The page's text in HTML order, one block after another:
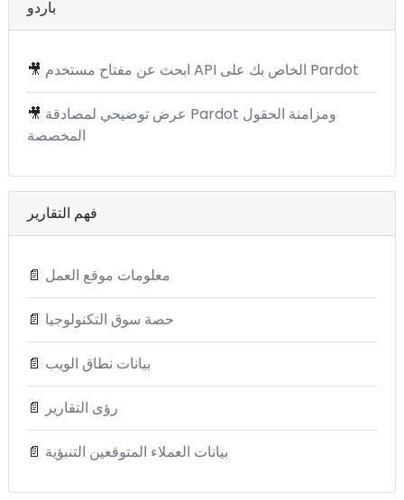
باردو
🎥 ابحث عن مفتاح مستخدم API الخاص بك على Pardot
🎥 عرض توضيحي لمصادقة Pardot ومزامنة الحقول
المخصصة
فهم التقارير
📄 معلومات موقع العمل
📄 حصة سوق التكنولوجيا
📄 بيانات نطاق الويب
📄 رؤى التقارير
📄 بيانات العملاء المتوقعين التنبؤية